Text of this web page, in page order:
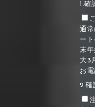
1.確
通
ー
末
大3
お
2.確